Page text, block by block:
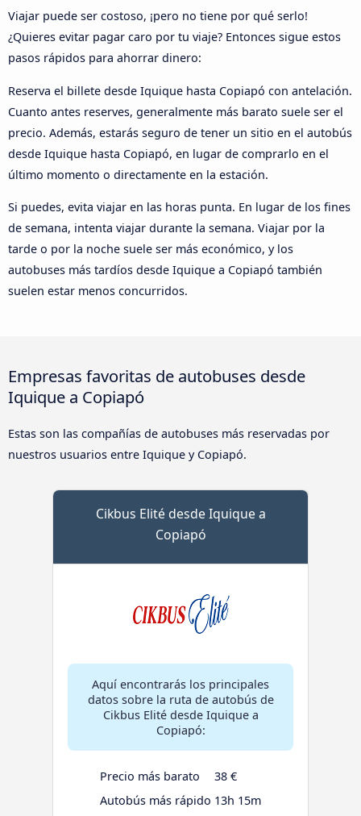
Viajar puede ser costoso, ¡pero no tiene por qué serlo!
¿Quieres evitar pagar caro por tu viaje? Entonces sigue estos
pasos rápidos para ahorrar dinero:
Reserva el billete desde Iquique hasta Copiapó con antelación.
Cuanto antes reserves, generalmente más barato suele ser el
precio. Además, estarás seguro de tener un sitio en el autobús
desde Iquique hasta Copiapó, en lugar de comprarlo en el
último momento o directamente en la estación.
Si puedes, evita viajar en las horas punta. En lugar de los fines
de semana, intenta viajar durante la semana. Viajar por la
tarde o por la noche suele ser más económico, y los
autobuses más tardíos desde Iquique a Copiapó también
suelen estar menos concurridos.
Empresas favoritas de autobuses desde
Iquique a Copiapó
Estas son las compañías de autobuses más reservadas por
nuestros usuarios entre Iquique y Copiapó.
Cikbus Elité desde Iquique a
Copiapó
Aquí encontrarás los principales
datos sobre la ruta de autobús de
Cikbus Elité desde Iquique a
Copiapó:
Precio más barato
38 €
Autobús más rápido 13h 15m